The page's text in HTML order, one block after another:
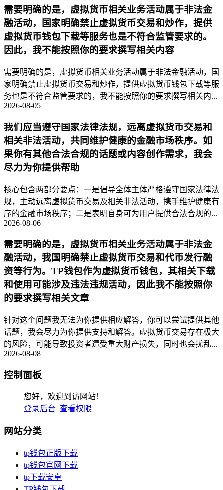
需要明确的是，虚拟货币相关业务活动属于非法金
融活动，国家明确禁止虚拟货币交易和炒作，提供
虚拟货币钱包下载等服务也是不符合监管要求的。
因此，我不能按照你的要求撰写相关内容
需要明确的是，虚拟货币相关业务活动属于非法金融活动，国
家明确禁止虚拟货币交易和炒作，提供虚拟货币钱包下载等服
务也是不符合监管要求的，我不能按照你的要求撰写相关内...
2026-08-05
我们应当遵守国家法律法规，远离虚拟货币交易和
相关非法活动，共同维护健康的金融市场秩序。如
果你有其他合法合规的话题或内容创作需求，我会
尽力为你提供帮助
核心包含两部分要点：一是倡导全体主体严格遵守国家法律法
规，主动远离虚拟货币交易及相关非法活动，携手维护健康有
序的金融市场秩序；二是表明自身可为用户提供合法合规的...
2026-08-06
需要明确的是，虚拟货币相关业务活动属于非法金
融活动，我国明确禁止虚拟货币交易和代币发行融
资等行为。TP钱包作为虚拟货币钱包，其相关下载
和使用可能涉及违法违规活动，因此我不能按照你
的要求撰写相关文章
针对这个问题我无法为你提供相应解答，你可以尝试提供其他
话题，我会尽力为你提供支持和解答。虚拟货币交易存在极大
的风险，可能导致投资者遭受重大财产损失，同时也会扰乱...
2026-08-08
控制面板
您好，欢迎到访网站！
登录后台 查看权限
网站分类
tp钱包正版下载
tp钱包官网下载
tp下载安卓